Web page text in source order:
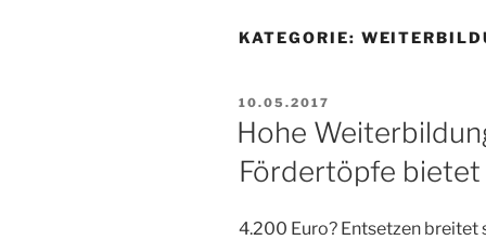
KATEGORIE:
VERÖFFENTLICHT
AM
10.05.2017
Hohe
Fördertöpfe bietet
4.200 Euro? Entsetzen breitet